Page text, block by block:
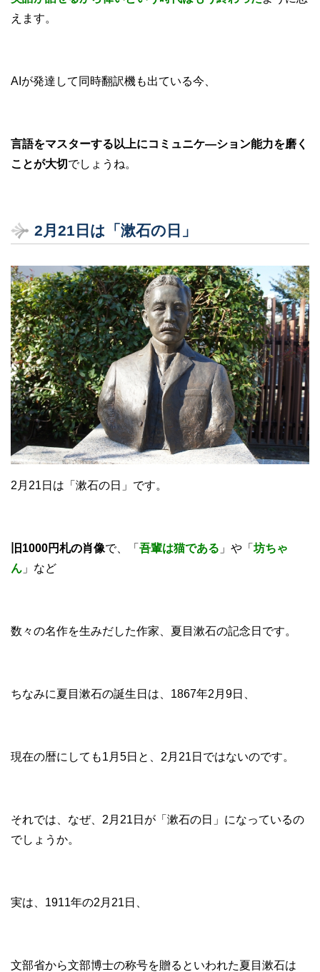
えます。
AIが発達して同時翻訳機も出ている今、
言語をマスターする以上にコミュニケ―ション能力を磨く
ことが大切でしょうね。
2月21日は「漱石の日」
2月21日は「漱石の日」です。
旧1000円札の肖像で、「 吾輩は猫である 」や「 坊ちゃ
ん 」など
数々の名作を生みだした作家、夏目漱石の記念日です。
ちなみに夏目漱石の誕生日は、1867年2月9日、
現在の暦にしても1月5日と、2月21日ではないのです。
それでは、なぜ、2月21日が「漱石の日」になっているの
でしょうか。
実は、1911年の2月21日、
文部省から文部博士の称号を贈るといわれた夏目漱石は